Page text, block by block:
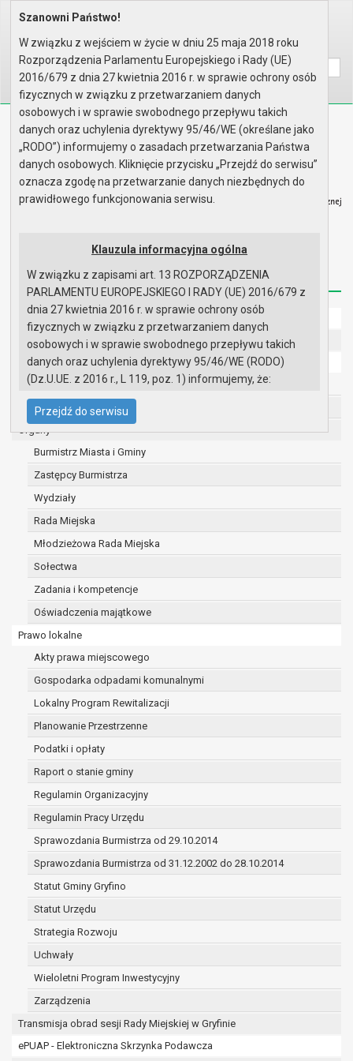
Home Informacje
Wyszukaj na stronie:
A
Biuletyn Informacji Publicznej
Urząd Miasta i Gminy w Gryfinie
Strona główna Mapa serwisu Aktualności
Redakcja Instrukcja korzystania Dostępność
UMiG - telefony wewnętrzne
Ochrona danych osobowych
Urząd Miasta i Gminy w Gryfinie
Straż Miejska
Organy
Burmistrz Miasta i Gminy
Zastępcy Burmistrza
Wydziały
Rada Miejska
Młodzieżowa Rada Miejska
Sołectwa
Zadania i kompetencje
Oświadczenia majątkowe
Prawo lokalne
Akty prawa miejscowego
Gospodarka odpadami komunalnymi
Lokalny Program Rewitalizacji
Planowanie Przestrzenne
Podatki i opłaty
Raport o stanie gminy
Regulamin Organizacyjny
Regulamin Pracy Urzędu
Sprawozdania Burmistrza od 29.10.2014
Sprawozdania Burmistrza od 31.12.2002 do 28.10.2014
Statut Gminy Gryfino
Statut Urzędu
Strategia Rozwoju
Uchwały
Wieloletni Program Inwestycyjny
Zarządzenia
Transmisja obrad sesji Rady Miejskiej w Gryfinie
ePUAP - Elektroniczna Skrzynka Podawcza
Szanowni Państwo!
W związku z wejściem w życie w dniu 25 maja 2018 roku
Rozporządzenia Parlamentu Europejskiego i Rady (UE)
2016/679 z dnia 27 kwietnia 2016 r. w sprawie ochrony osób
fizycznych w związku z przetwarzaniem danych
osobowych i w sprawie swobodnego przepływu takich
danych oraz uchylenia dyrektywy 95/46/WE (określane jako
„RODO”) informujemy o zasadach przetwarzania Państwa
danych osobowych. Kliknięcie przycisku „Przejdź do serwisu”
oznacza zgodę na przetwarzanie danych niezbędnych do
prawidłowego funkcjonowania serwisu.
Klauzula informacyjna ogólna
W związku z zapisami art. 13 ROZPORZĄDZENIA
PARLAMENTU EUROPEJSKIEGO I RADY (UE) 2016/679 z
dnia 27 kwietnia 2016 r. w sprawie ochrony osób
fizycznych w związku z przetwarzaniem danych
osobowych i w sprawie swobodnego przepływu takich
danych oraz uchylenia dyrektywy 95/46/WE (RODO)
(Dz.U.UE. z 2016 r., L 119, poz. 1) informujemy, że:
Administratorem Pani/Pana danych osobowych
jest:
ul. 1 Maja 16
74 -100 Gryfino
telefon: 91 416 20 11
e-mail:burmistrz@gryfino.pl
Dane kontaktowe Inspektora Ochrony Danych:
telefon: 91 416 20 11
e-mail:
Pani/Pana dane osobowe przetwarzane są
zgodnie z obowiązującymi przepisami prawa w
celu:
marca 1990 r. o samorządzie gminnym
(Dz.U. z 2017r., poz. 1875 ze zm.) oraz z
szeregu ustaw kompetencyjnych
(merytorycznych), a także obowiązków i
nadrzędne wobec Gminy;
zawarcia i realizacji umów;
ochrony żywotnych interesów osoby, której
dane dotyczą, lub innej osoby fizycznej;
wykonania zadania realizowanego w
interesie publicznym lub w ramach
sprawowania władzy publicznej
powierzonej administratorowi;
w pozostałych przypadkach dane osobowe
przetwarzane są wyłącznie na podstawie
określonym w treści zgody.
W związku z przetwarzaniem danych w celu
wskazanym w pkt. 3, dane osobowe mogą być
udostępniane innym upoważnionym odbiorcom lub
kategoriom odbiorców danych osobowych.
Odbiorcami mogą być:
podmioty, które przetwarzają dane
Przejdź do serwisu